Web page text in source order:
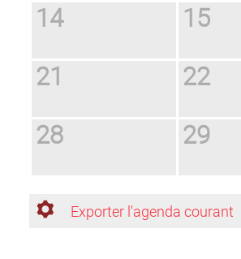
14
15
21
22
28
29
Exporter l'agenda courant